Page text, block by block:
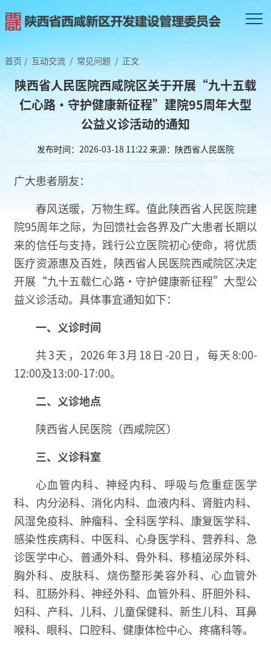
首页 / 互动交流 / 常见问题 / 正文
陕西省人民医院西咸院区关于开展“九十五载
仁心路·守护健康新征程”建院95周年大型
公益义诊活动的通知
发布时间：2026-03-18 11:22 来源：陕西省人民医院
广大患者朋友：
春风送暖，万物生辉。值此陕西省人民医院建
院95周年之际，为回馈社会各界及广大患者长期以
来的信任与支持，践行公立医院初心使命，将优质
医疗资源惠及百姓，陕西省人民医院西咸院区决定
开展“九十五载仁心路·守护健康新征程”大型公
益义诊活动。具体事宜通知如下：
一、 义诊时间
共3天，2026年3月18日-20日，每天8:00-
12:00及13:00-17:00。
二、 义诊地点
陕西省人民医院（西咸院区）
三、 义诊科室
心血管内科、神经内科、呼吸与危重症医学
科、内分泌科、消化内科、血液内科、肾脏内科、
风湿免疫科、肿瘤科、全科医学科、康复医学科、
感染性疾病科、中医科、心身医学科、营养科、急
诊医学中心、普通外科、骨外科、移植泌尿外科、
胸外科、皮肤科、烧伤整形美容外科、心血管外
科、肛肠外科、神经外科、血管外科、肝胆外科、
妇科、产科、儿科、儿童保健科、新生儿科、耳鼻
喉科、眼科、口腔科、健康体检中心、疼痛科等。